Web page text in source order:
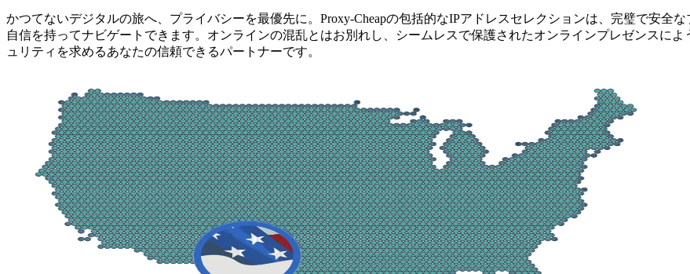
かつてないデジタルの旅へ、プライバシーを最優先に。Proxy-Cheapの包括的なIPアドレスセレクションは、完璧で安全
自信を持ってナビゲートできます。オンラインの混乱とはお別れし、シームレスで保護されたオンラインプレゼンスに
ュリティを求めるあなたの信頼できるパートナーです。